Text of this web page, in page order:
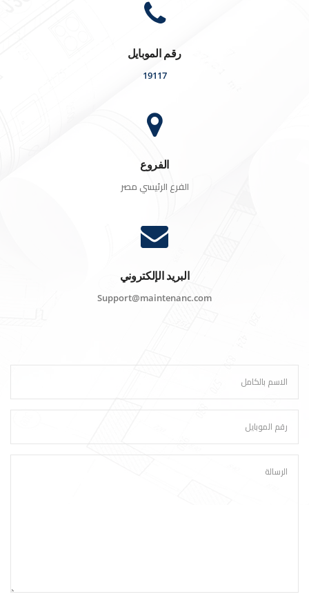
رقم الموبايل
19117
الفروع
الفرع الرئيسي مصر
البريد الإلكتروني
Support@maintenanc.com